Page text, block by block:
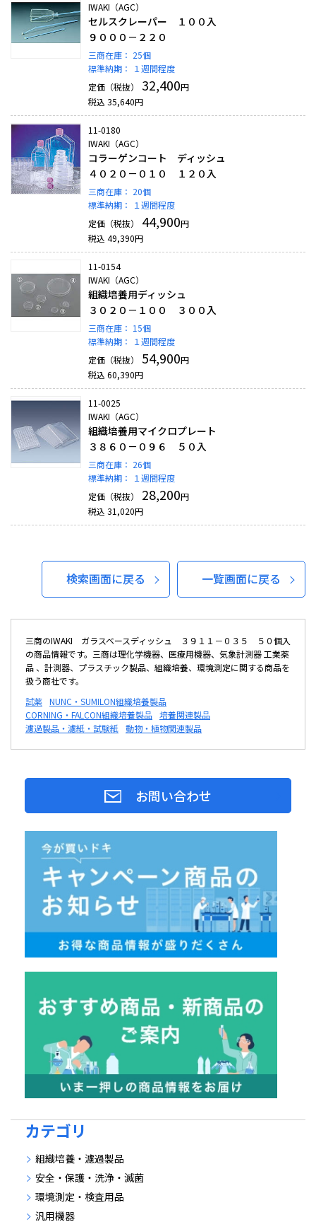
IWAKI（AGC）
セルスクレーパー １００入
９０００－２２０
三商在庫： 25個
標準納期：
１週間程度
定価（税抜）
32,400円
税込 35,640円
11-0180
IWAKI（AGC）
コラーゲンコート ディッシュ
４０２０－０１０ １２０入
三商在庫： 20個
標準納期：
１週間程度
定価（税抜）
44,900円
税込 49,390円
11-0154
IWAKI（AGC）
組織培養用ディッシュ
３０２０－１００ ３００入
三商在庫： 15個
標準納期：
１週間程度
定価（税抜）
54,900円
税込 60,390円
11-0025
IWAKI（AGC）
組織培養用マイクロプレート
３８６０－０９６ ５０入
三商在庫： 26個
標準納期：
１週間程度
定価（税抜）
28,200円
税込 31,020円
検索画面に戻る 一覧画面に戻る
三商のIWAKI ガラスベースディッシュ ３９１１－０３５ ５０個入
の商品情報です。三商は理化学機器、医療用機器、気象計測器 工業薬
品 、計測器、プラスチック製品、組織培養、環境測定に関する商品を
扱う商社です。
試薬 NUNC・SUMILON組織培養製品
CORNING・FALCON組織培養製品 培養関連製品
濾過製品・濾紙・試験紙 動物・植物関連製品
お問い合わせ
カテゴリ
組織培養・濾過製品
安全・保護・洗浄・滅菌
環境測定・検査用品
汎用機器